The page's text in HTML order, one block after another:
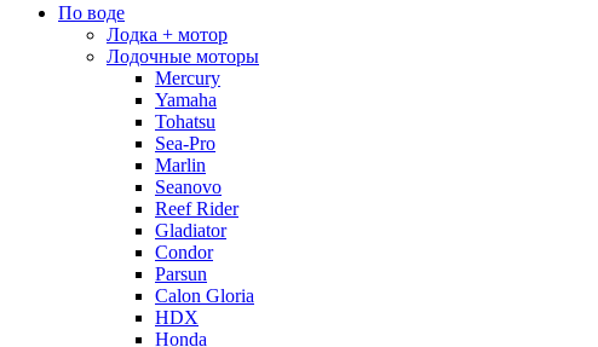
По воде
Лодка + мотор
Лодочные моторы
Mercury
Yamaha
Tohatsu
Sea-Pro
Marlin
Seanovo
Reef Rider
Gladiator
Condor
Parsun
Calon Gloria
HDX
Honda